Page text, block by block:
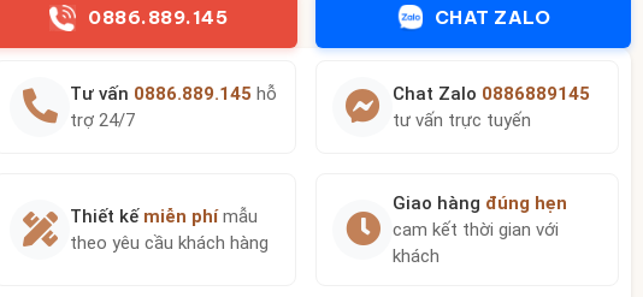
0886.889.145 CHAT ZALO
Tư vấn 0886.889.145 hỗ
trợ 24/7
Chat Zalo 0886889145
tư vấn trực tuyến
Thiết kế miễn phí mẫu
theo yêu cầu khách hàng
Giao hàng đúng hẹn
cam kết thời gian với
khách